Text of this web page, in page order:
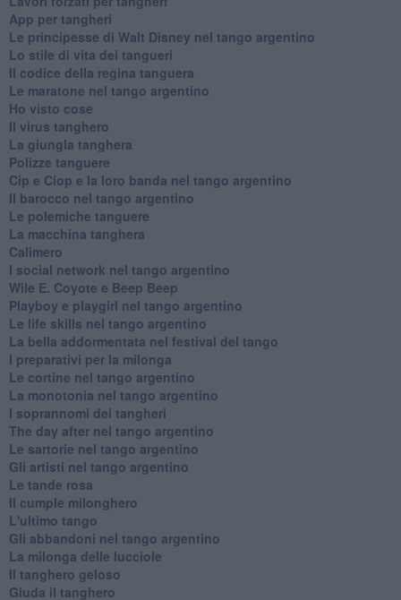
App per tangheri
Le principesse di Walt Disney nel tango argentino
Lo stile di vita dei tangueri
Il codice della regina tanguera
Le maratone nel tango argentino
Ho visto cose
Il virus tanghero
La giungla tanghera
Polizze tanguere
Cip e Ciop e la loro banda nel tango argentino
Il barocco nel tango argentino
Le polemiche tanguere
La macchina tanghera
Calimero
​I social network nel tango argentino
Wile E. Coyote e Beep Beep
Playboy e playgirl nel tango argentino
Le life skills nel tango argentino
La bella addormentata nel festival del tango
I preparativi per la milonga
Le cortine nel tango argentino
La monotonia nel tango argentino
I soprannomi dei tangheri
The day after nel tango argentino
Le sartorie nel tango argentino
Gli artisti nel tango argentino
Le tande rosa
Il cumple milonghero
L'ultimo tango
Gli abbandoni nel tango argentino
La milonga delle lucciole
Il tanghero geloso
Giuda il tanghero